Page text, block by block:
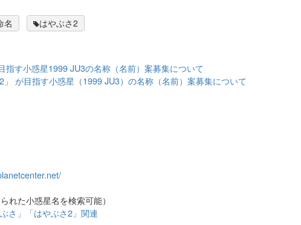
名 はやぶさ2
指す小惑星1999 JU3の名称（名前）案募集について
2」 が目指す小惑星（1999 JU3）の名称（名前）案募集について
れた小惑星名を検索可能）
ぶさ」「はやぶさ2」関連